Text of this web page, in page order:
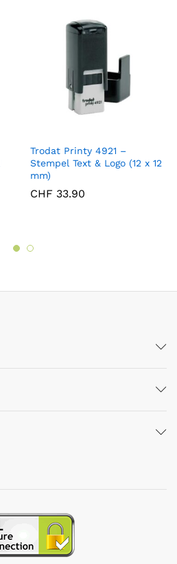
Trodat Printy 4921 –
Stempel Text & Logo (12 x 12
mm)
CHF 33.90